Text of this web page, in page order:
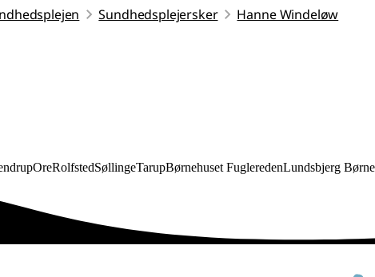
Sundhedsplejersker Hanne Windeløw
OreRolfstedSøllingeTarupBørnehuset FugleredenLundsbjerg